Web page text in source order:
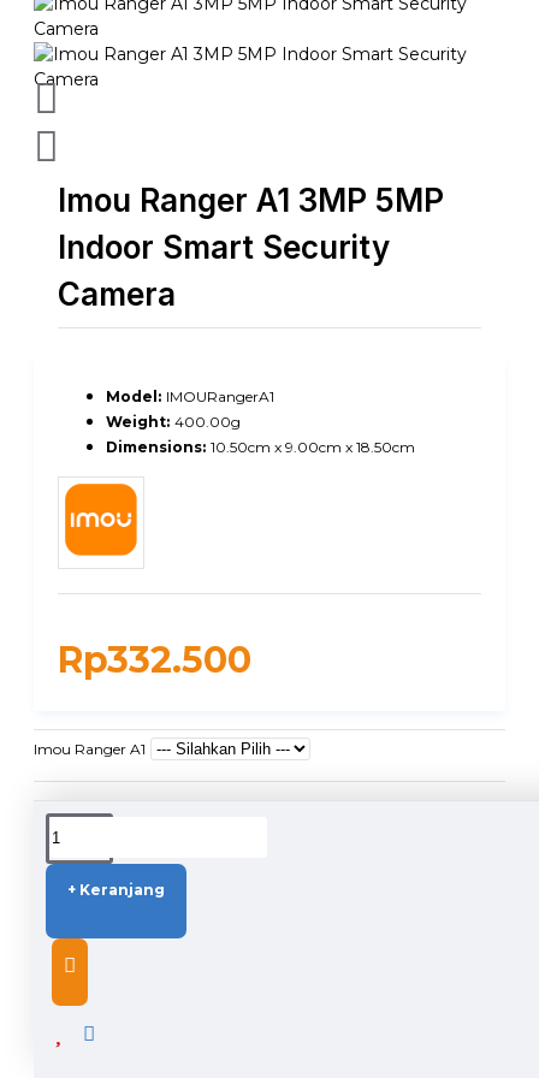
Imou Ranger A1 3MP 5MP
Indoor Smart Security
Camera
Rp332.500
Model: IMOURangerA1
Weight: 400.00g
Dimensions: 10.50cm x 9.00cm x 18.50cm
Imou Ranger A1
+ Keranjang
DUKUNGAN PENGIRIMAN
DESCRIPTION